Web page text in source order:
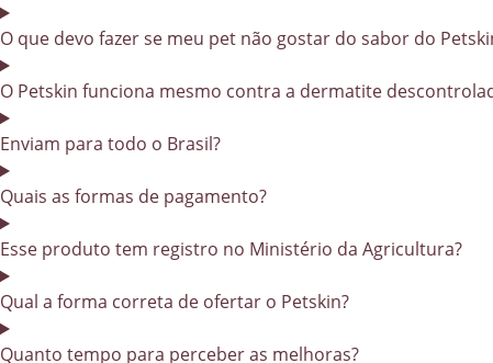
O que devo fazer se meu pet não gostar do sabor do
O Petskin funciona mesmo contra a dermatite
Enviam para todo o Brasil?
Quais as formas de pagamento?
Esse produto tem registro no Ministério da Agricultura?
Qual a forma correta de ofertar o Petskin?
Quanto tempo para perceber as melhoras?